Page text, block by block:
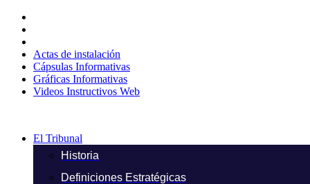
contenido
Actas de instalación
Cápsulas Informativas
Gráficas Informativas
Videos Instructivos Web
El Tribunal
Historia
Definiciones Estratégicas